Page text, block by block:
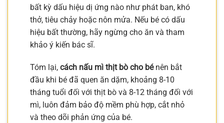
bất kỳ dấu hiệu dị ứng nào như phát ban, khó
thở, tiêu chảy hoặc nôn mửa. Nếu bé có dấu
hiệu bất thường, hãy ngừng cho ăn và tham
khảo ý kiến bác sĩ.
Tóm lại, cách nấu mì thịt bò cho bénên bắt
đầu khi bé đã quen ăn dặm, khoảng 8-10
tháng tuổi đối với thịt bò và 8-12 tháng đối với
mì, luôn đảm bảo độ mềm phù hợp, cắt nhỏ
và theo dõi phản ứng của bé.